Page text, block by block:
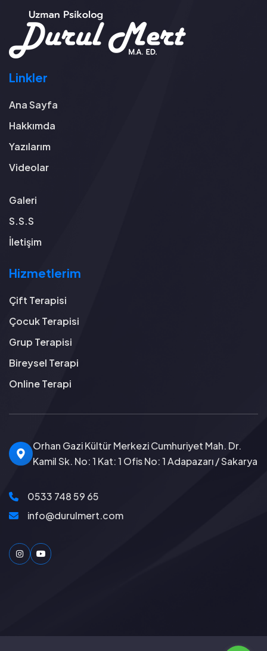
Linkler
Ana Sayfa
Hakkımda
Yazılarım
Videolar
Galeri
S.S.S
İletişim
Hizmetlerim
Çift Terapisi
Çocuk Terapisi
Grup Terapisi
Bireysel Terapi
Online Terapi
Orhan Gazi Kültür Merkezi Cumhuriyet Mah. Dr.
Kamil Sk. No: 1 Kat: 1 Ofis No: 1 Adapazarı / Sakarya
0533 748 59 65
info@durulmert.com